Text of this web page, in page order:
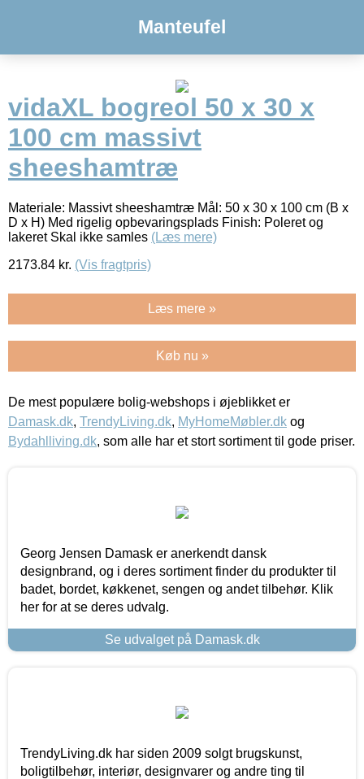
Manteufel
vidaXL bogreol 50 x 30 x
100 cm massivt
sheeshamtræ
Materiale: Massivt sheeshamtræ Mål: 50 x 30 x 100 cm (B x
D x H) Med rigelig opbevaringsplads Finish: Poleret og
lakeret Skal ikke samles (Læs mere)
2173.84 kr. (Vis fragtpris)
Læs mere »
Køb nu »
De mest populære bolig-webshops i øjeblikket er
Damask.dk, TrendyLiving.dk, MyHomeMøbler.dk og
Bydahlliving.dk, som alle har et stort sortiment til gode priser.
Georg Jensen Damask er anerkendt dansk
designbrand, og i deres sortiment finder du produkter til
badet, bordet, køkkenet, sengen og andet tilbehør. Klik
her for at se deres udvalg.
Se udvalget på Damask.dk
TrendyLiving.dk har siden 2009 solgt brugskunst,
boligtilbehør, interiør, designvarer og andre ting til